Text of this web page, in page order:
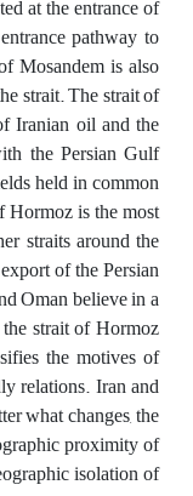
at the entrance of
pathway to
Mosandem is also
strait. The strait of
Iranian oil and the
the Persian Gulf
held in common
is the most
straits around the
of the Persian
Oman believe in a
strait of Hormoz
the motives of
relations. Iran and
what changes, the
proximity of
isolation of